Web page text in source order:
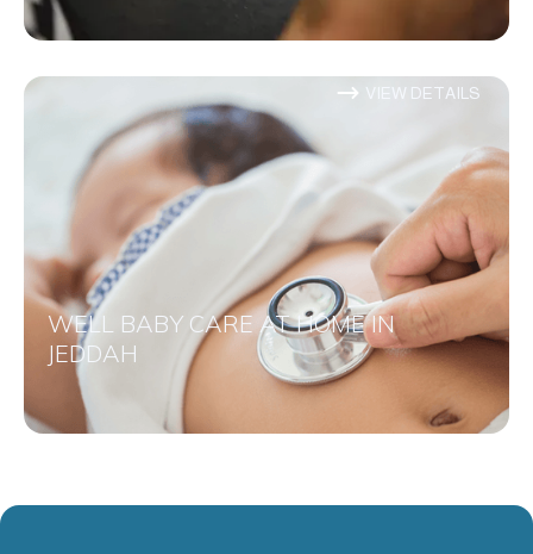
WELL BABY CARE AT HOME IN
JEDDAH
VIEW DETAILS